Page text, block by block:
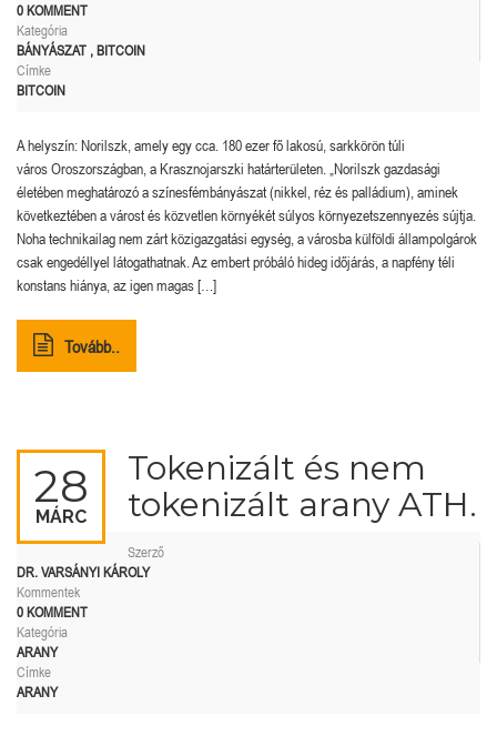
0 KOMMENT
Kategória
BÁNYÁSZAT , BITCOIN
Címke
BITCOIN
A helyszín: Norilszk, amely egy cca. 180 ezer fő lakosú, sarkkörön túli
város Oroszországban, a Krasznojarszki határterületen. „Norilszk gazdasági
életében meghatározó a színesfémbányászat (nikkel, réz és palládium), aminek
következtében a várost és közvetlen környékét súlyos környezetszennyezés sújtja.
Noha technikailag nem zárt közigazgatási egység, a városba külföldi állampolgárok
csak engedéllyel látogathatnak. Az embert próbáló hideg időjárás, a napfény téli
konstans hiánya, az igen magas […]
Tovább..
28
MÁRC
Tokenizált és nem
tokenizált arany ATH.
Szerző
DR. VARSÁNYI KÁROLY
Kommentek
0 KOMMENT
Kategória
ARANY
Címke
ARANY